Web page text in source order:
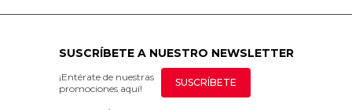
SUSCRÍBETE A NUESTRO NEWSLETTER
¡Entérate de nuestras
promociones aquí!
SUSCRÍBETE